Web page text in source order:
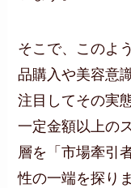
そこで、このよ
品購入や美容意
注目してその実
一定金額以上の
層を「市場牽引
性の一端を探り